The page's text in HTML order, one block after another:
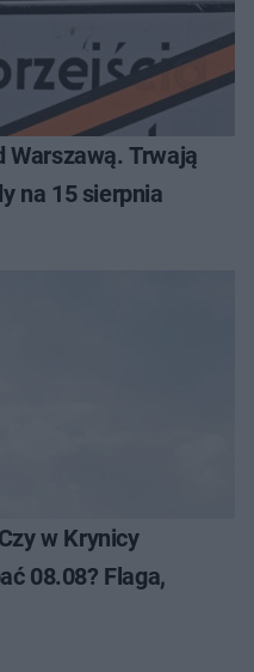
Warszawą. Trwają
na 15 sierpnia
w Krynicy
08.08? Flaga,